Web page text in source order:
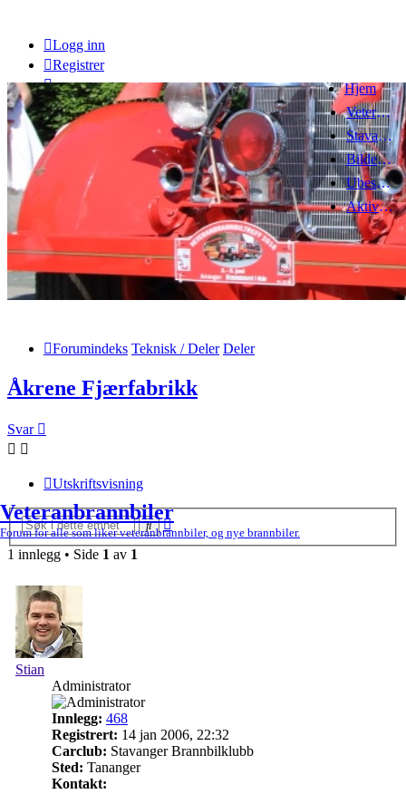
Logg inn
Registrer
Hjem
Veteranbrannbiltreff 2008
Stavanger Brannbilklubb
Bildegalleri
Ubesvarte innlegg
Aktive emner
Veteranbrannbiler
Forum for alle som liker veteranbrannbiler, og nye brannbiler.
Forumindeks Teknisk / Deler Deler
Åkrene Fjærfabrikk
Svar
Utskriftsvisning
SøkAvansert
søk
1 innlegg • Side 1 av 1
Stian
Administrator
Innlegg: 468
Registrert: 14 jan 2006, 22:32
Carclub: Stavanger Brannbilklubb
Sted: Tananger
Kontakt: